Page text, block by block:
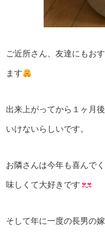
ご近所さん、友達にもお
ます
出来上がってから１ヶ月
いけないらしいです。
お隣さんは今年も喜んで
味しくて大好きです
そして年に一度の長男の